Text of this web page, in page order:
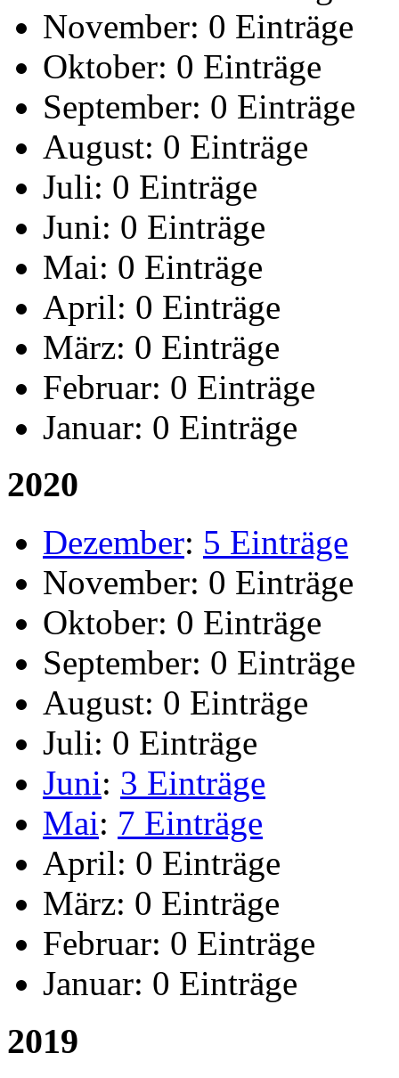
November: 0 Einträge
Oktober: 0 Einträge
September: 0 Einträge
August: 0 Einträge
Juli: 0 Einträge
Juni: 0 Einträge
Mai: 0 Einträge
April: 0 Einträge
März: 0 Einträge
Februar: 0 Einträge
Januar: 0 Einträge
2020
Dezember: 5 Einträge
November: 0 Einträge
Oktober: 0 Einträge
September: 0 Einträge
August: 0 Einträge
Juli: 0 Einträge
Juni: 3 Einträge
Mai: 7 Einträge
April: 0 Einträge
März: 0 Einträge
Februar: 0 Einträge
Januar: 0 Einträge
2019